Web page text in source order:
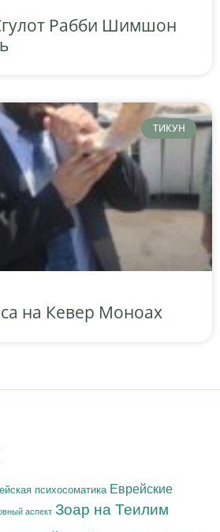
Рабби Шимшон
ТИКУН
на Кевер Моноах
психосоматика Еврейские
аспект Зоар на Теилим